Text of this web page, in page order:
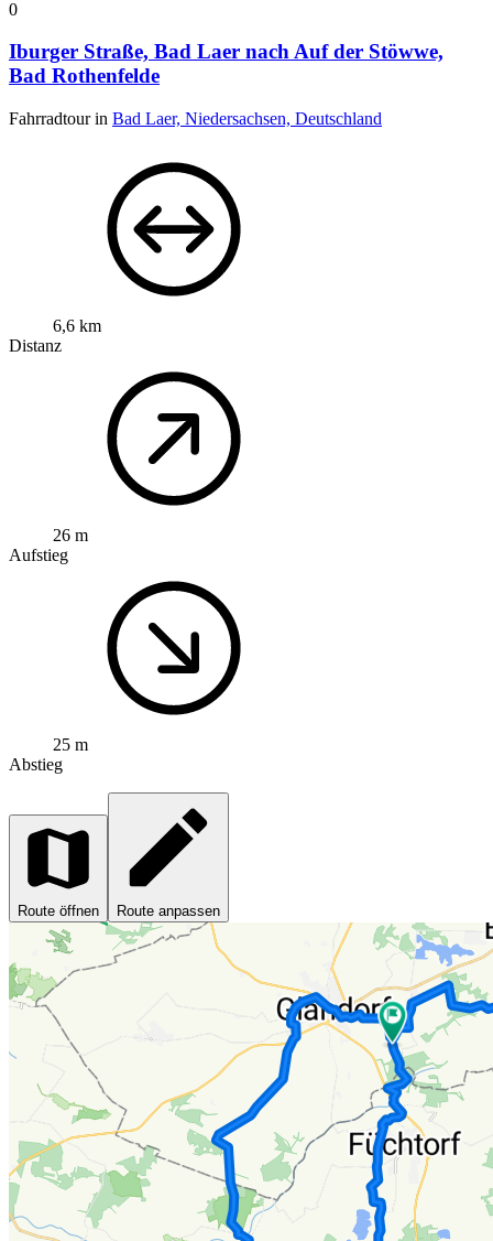
0
Iburger Straße, Bad Laer nach Auf der Stöwwe,
Bad Rothenfelde
Fahrradtour in Bad Laer, Niedersachsen, Deutschland
6,6 km
Distanz
26 m
Aufstieg
25 m
Abstieg
Route öffnen Route anpassen